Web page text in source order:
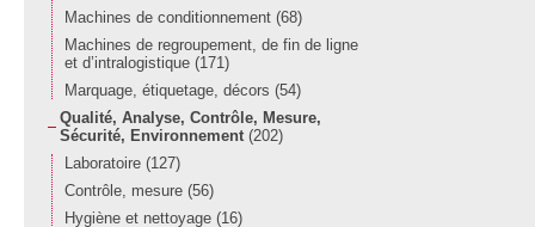
Machines de conditionnement (68)
Machines de regroupement, de fin de ligne
et d’intralogistique (171)
Marquage, étiquetage, décors (54)
Qualité, Analyse, Contrôle, Mesure,
Sécurité, Environnement (202)
Laboratoire (127)
Contrôle, mesure (56)
Hygiène et nettoyage (16)